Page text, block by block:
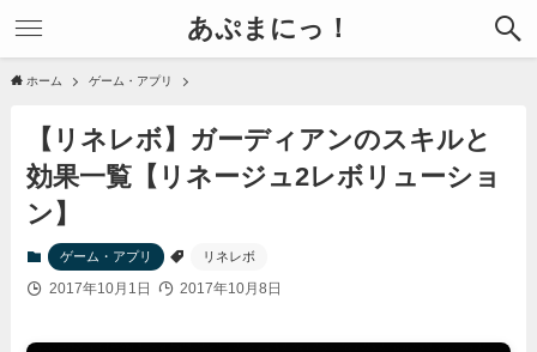
あぷまにっ！
ホーム ゲーム・アプリ
【リネレボ】ガーディアンのスキルと
効果一覧【リネージュ2レボリューショ
ン】
ゲーム・アプリ リネレボ
2017年10月1日 2017年10月8日